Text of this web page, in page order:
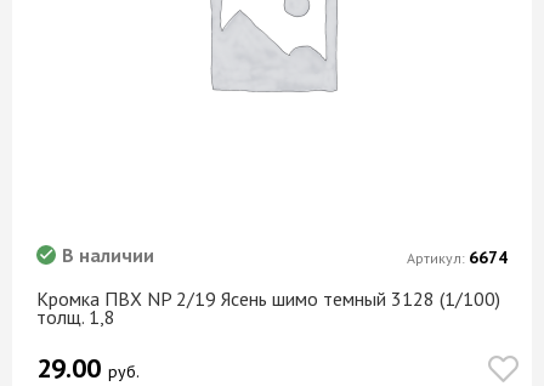
Кромка ПВХ NP 2/19 Ясень шимо темный 3128 (1/100)
толщ. 1,8
В наличии
29.00 руб.
Артикул: 6674